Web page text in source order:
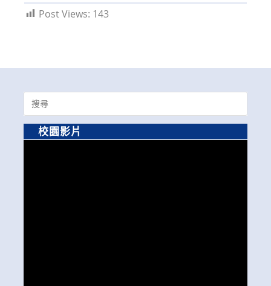
Post Views: 143
Search
for:
校園影片